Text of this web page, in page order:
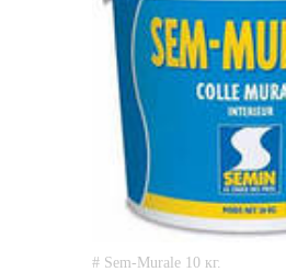
# Sem-Murale 10 кг.